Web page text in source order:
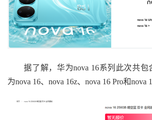
据了解，华为nova 16系列此次共包
为nova 16、nova 16z、nova 16 Pro和nova